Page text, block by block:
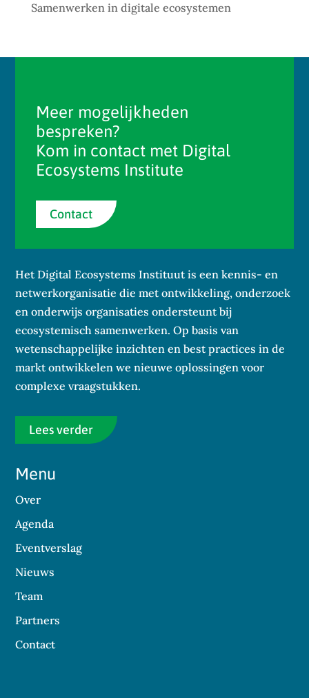
Samenwerken in digitale ecosystemen
Meer mogelijkheden
bespreken?
Kom in contact met Digital
Ecosystems Institute
Contact
Het Digital Ecosystems Instituut is een kennis- en
netwerkorganisatie die met ontwikkeling, onderzoek
en onderwijs organisaties ondersteunt bij
ecosystemisch samenwerken. Op basis van
wetenschappelijke inzichten en best practices in de
markt ontwikkelen we nieuwe oplossingen voor
complexe vraagstukken.
Lees verder
Menu
Over
Agenda
Eventverslag
Nieuws
Team
Partners
Contact